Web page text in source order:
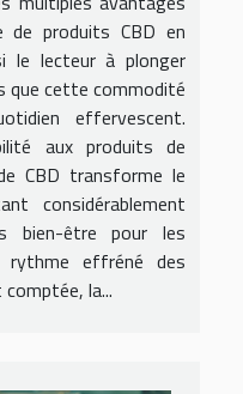
de produits CBD en
le lecteur à plonger
que cette commodité
effervescent.
aux produits de
CBD transforme le
considérablement
bien-être pour les
rythme effréné des
la...